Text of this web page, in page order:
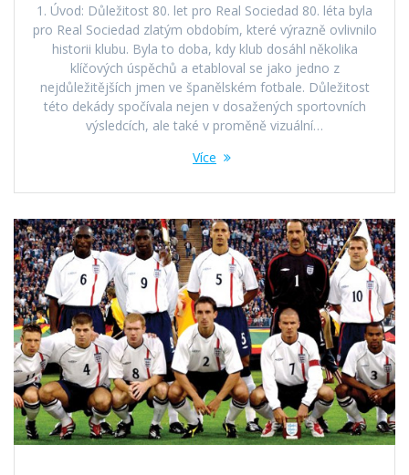
1. Úvod: Důležitost 80. let pro Real Sociedad 80. léta byla
pro Real Sociedad zlatým obdobím, které výrazně ovlivnilo
historii klubu. Byla to doba, kdy klub dosáhl několika
klíčových úspěchů a etabloval se jako jedno z
nejdůležitějších jmen ve španělském fotbale. Důležitost
této dekády spočívala nejen v dosažených sportovních
výsledcích, ale také v proměně vizuální…
Více